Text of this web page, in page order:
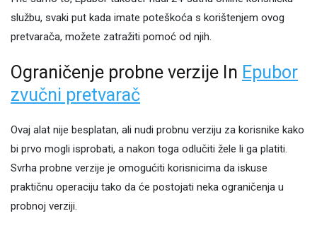
službu, svaki put kada imate poteškoća s korištenjem ovog
pretvarača, možete zatražiti pomoć od njih.
Ograničenje probne verzije In Epubor
zvučni pretvarač
Ovaj alat nije besplatan, ali nudi probnu verziju za korisnike kako
bi prvo mogli isprobati, a nakon toga odlučiti žele li ga platiti.
Svrha probne verzije je omogućiti korisnicima da iskuse
praktičnu operaciju tako da će postojati neka ograničenja u
probnoj verziji.